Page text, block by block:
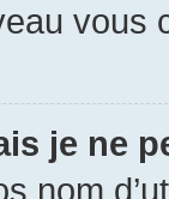
vous
je ne
nom